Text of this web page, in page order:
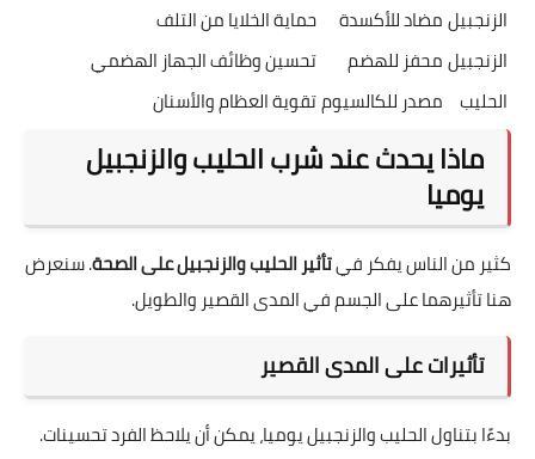
الزنجبيلمضاد للأكسدة
حماية الخلايا من التلف
الزنجبيلمحفز للهضم
تحسين وظائف الجهاز الهضمي
الحليب مصدر للكالسيومتقوية العظام والأسنان
ماذا يحدث عند شرب الحليب والزنجبيل
يوميا
كثير من الناس يفكر فيتأثير الحليب والزنجبيل على الصحة. سنعرض
هنا تأثيرهما على الجسم في المدى القصير والطويل.
تأثيرات على المدى القصير
بدءًا بتناول الحليب والزنجبيل يوميا، يمكن أن يلاحظ الفرد تحسينات.